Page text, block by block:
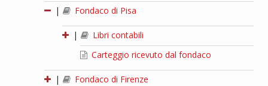
|
Fondaco di Pisa
|
Libri contabili
Carteggio ricevuto dal fondaco
|
Fondaco di Firenze